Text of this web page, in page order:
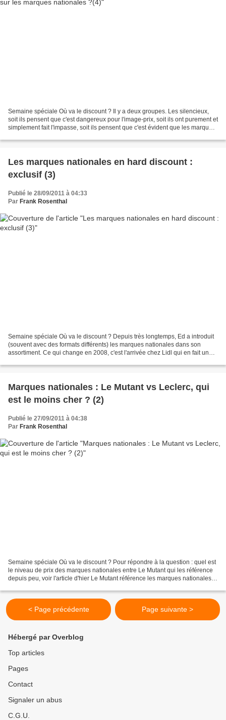
Semaine spéciale Où va le discount ? Il y a deux groupes. Les silencieux,
soit ils pensent que c'est dangereux pour l'image-prix, soit ils ont purement et
simplement fait l'impasse, soit ils pensent que c'est évident que les marques
Les marques nationales en hard discount :
exclusif (3)
Publié le 28/09/2011 à 04:33
Par Frank Rosenthal
Semaine spéciale Où va le discount ? Depuis très longtemps, Ed a introduit
(souvent avec des formats différents) les marques nationales dans son
assortiment. Ce qui change en 2008, c'est l'arrivée chez Lidl qui en fait un
Marques nationales : Le Mutant vs Leclerc, qui
est le moins cher ? (2)
Publié le 27/09/2011 à 04:38
Par Frank Rosenthal
Semaine spéciale Où va le discount ? Pour répondre à la question : quel est
le niveau de prix des marques nationales entre Le Mutant qui les référence
depuis peu, voir l'article d'hier Le Mutant référence les marques nationales
< Page précédente Page suivante >
Hébergé par Overblog
Top articles
Pages
Contact
Signaler un abus
C.G.U.